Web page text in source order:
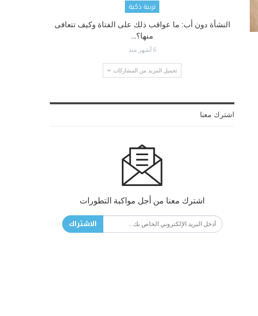
تربية ذكية
النشأة دون أب: ما عواقب ذلك على الفتاة وكيف تتعافى
منها؟…
6 أشهر منذ
تحميل المزيد من المشاركات
اشترك معنا
اشترك معنا من أجل مواكبة التطورات
الاشتراك